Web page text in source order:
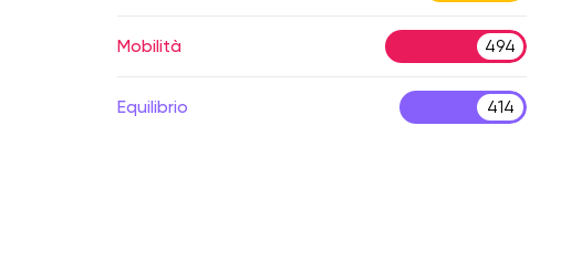
Mobilità 494
Equilibrio 414